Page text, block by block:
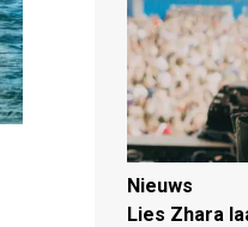
Nieuws
Lies Zhara